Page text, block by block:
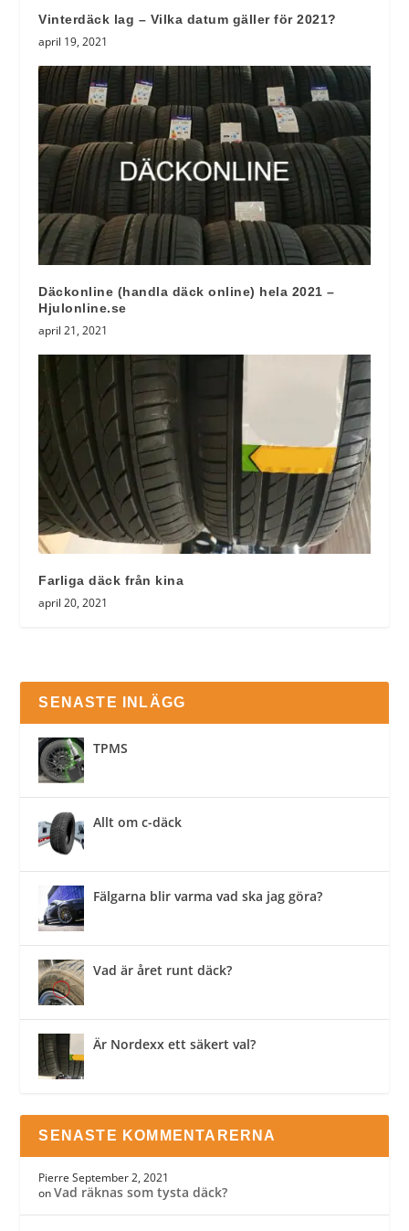
Vinterdäck lag – Vilka datum gäller för 2021?
april 19, 2021
Däckonline (handla däck online) hela 2021 –
Hjulonline.se
april 21, 2021
Farliga däck från kina
april 20, 2021
SENASTE INLÄGG
TPMS
Allt om c-däck
Fälgarna blir varma vad ska jag göra?
Vad är året runt däck?
Är Nordexx ett säkert val?
SENASTE KOMMENTARERNA
Pierre September 2, 2021
onVad räknas som tysta däck?